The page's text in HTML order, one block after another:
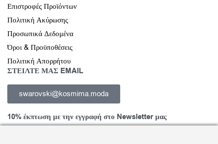
Επιστροφές Προϊόντων
Πολιτική Ακύρωσης
Προσωπικά Δεδομένα
Όροι & Προϋποθέσεις
Πολιτική Απορρήτου
ΣΤΕΙΛΤΕ ΜΑΣ EMAIL
swarovski@kosmima.moda
10% έκπτωση με την εγγραφή στο Newsletter μας